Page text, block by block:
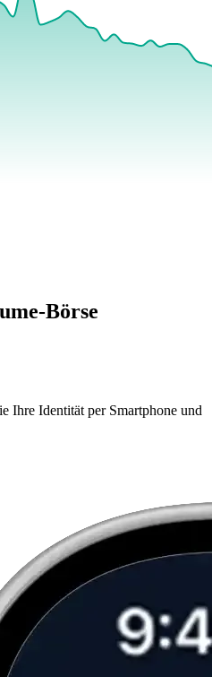
Börse
Ihre Identität per Smartphone und